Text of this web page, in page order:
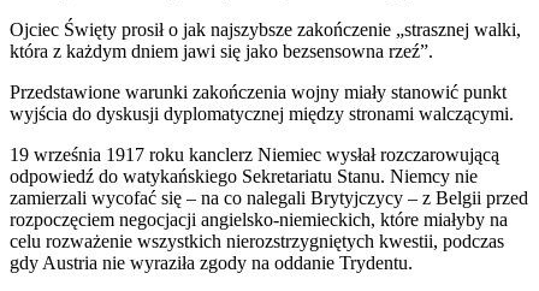
Ojciec Święty prosił o jak najszybsze zakończenie „strasznej walki,
która z każdym dniem jawi się jako bezsensowna rzeź”.
Przedstawione warunki zakończenia wojny miały stanowić punkt
wyjścia do dyskusji dyplomatycznej między stronami walczącymi.
19 września 1917 roku kanclerz Niemiec wysłał rozczarowującą
odpowiedź do watykańskiego Sekretariatu Stanu. Niemcy nie
zamierzali wycofać się – na co nalegali Brytyjczycy – z Belgii przed
rozpoczęciem negocjacji angielsko-niemieckich, które miałyby na
celu rozważenie wszystkich nierozstrzygniętych kwestii, podczas
gdy Austria nie wyraziła zgody na oddanie Trydentu.